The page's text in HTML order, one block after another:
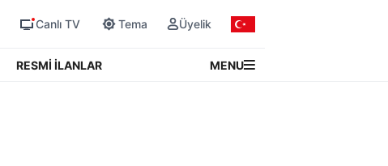
Canlı TV Tema Üyelik
RESMİ İLANLAR MENU